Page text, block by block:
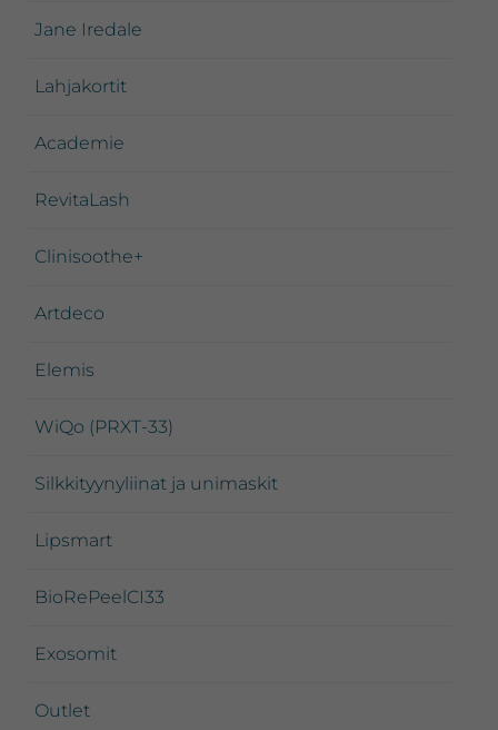
Jane Iredale
Lahjakortit
Academie
RevitaLash
Clinisoothe+
Artdeco
Elemis
WiQo (PRXT-33)
Silkkityynyliinat ja unimaskit
Lipsmart
BioRePeelCI33
Exosomit
Outlet